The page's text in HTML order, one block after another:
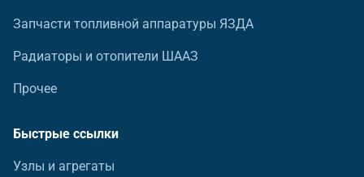
Запчасти топливной аппаратуры ЯЗДА
Радиаторы и отопители ШААЗ
Прочее
Быстрые ссылки
Узлы и агрегаты